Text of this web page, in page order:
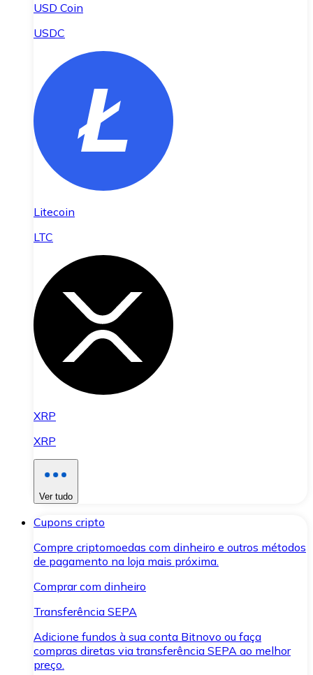
USD Coin
USDC
Litecoin
LTC
XRP
XRP
Ver tudo
Cupons cripto
Compre criptomoedas com dinheiro e outros métodos
de pagamento na loja mais próxima.
Comprar com dinheiro
Transferência SEPA
Adicione fundos à sua conta Bitnovo ou faça
compras diretas via transferência SEPA ao melhor
preço.